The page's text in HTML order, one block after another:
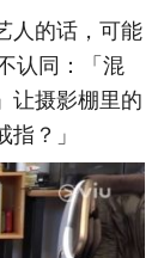
人的话，可能
认同：「混
让摄影棚里的
？」